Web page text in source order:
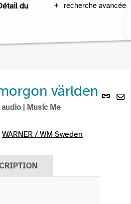
recherche avancée
du
Lien
världen
| Music Me
WARNER / WM Sweden